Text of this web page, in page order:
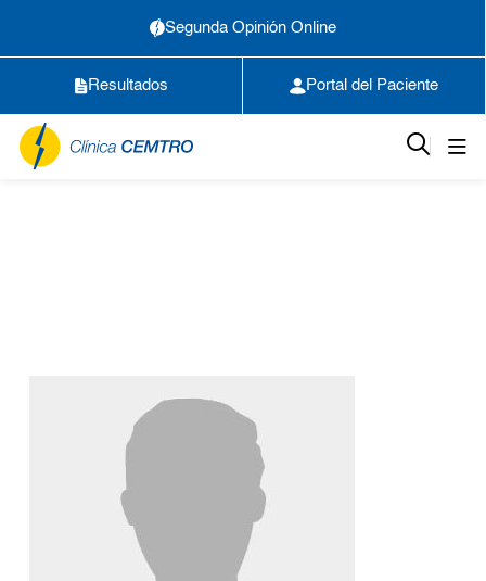
Segunda Opinión Online
Resultados Portal del Paciente